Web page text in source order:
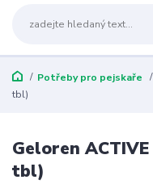
Potřeby pro pejskaře
tbl)
Geloren
tbl)